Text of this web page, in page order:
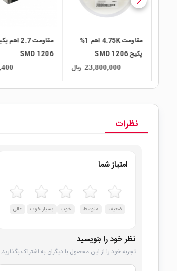
مقاومت 2.7 اهم پکیج
SMD 1206
6,400
SMD 1206
نظرات
امتیاز شما
ضعیف متوسط خوب بسیار خوب عالی
نظر خود را بنویسید
تجربه خود را از این محصول با دیگران به اشتراک بگذارید.